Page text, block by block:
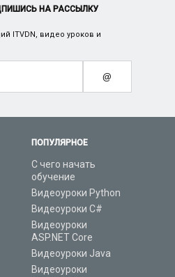
ПОПУЛЯРНОЕ
С чего начать
обучение
Видеоуроки Python
Видеоуроки C#
Видеоуроки
ASP.NET Core
Видеоуроки Java
Видеоуроки
НА РАССЫЛКУ
ITVDN, видео уроков и
@